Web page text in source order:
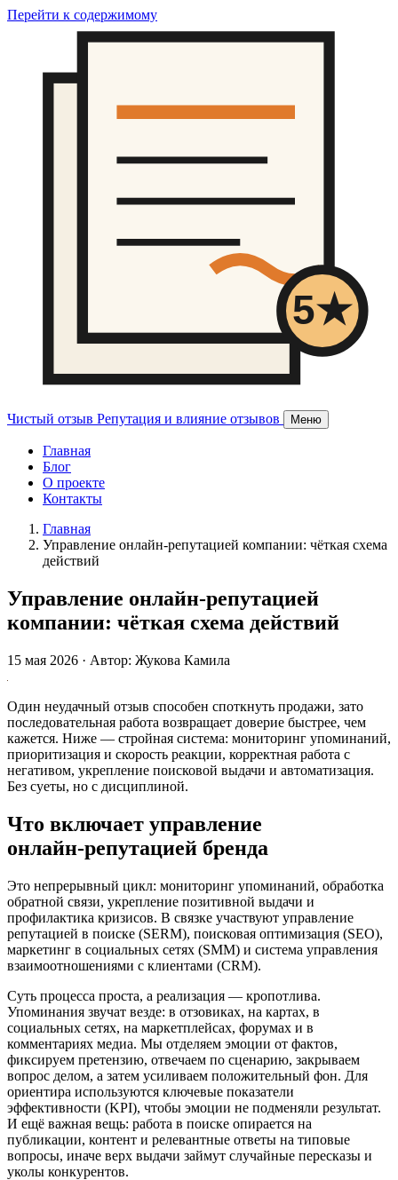
Перейти к содержимому
5★
Чистый отзыв Репутация и влияние отзывов Меню
Главная
Блог
О проекте
Контакты
Главная
Управление онлайн‑репутацией компании: чёткая схема
действий
Управление онлайн‑репутацией
компании: чёткая схема действий
15 мая 2026 · Автор: Жукова Камила
Один неудачный отзыв способен споткнуть продажи, зато
последовательная работа возвращает доверие быстрее, чем
кажется. Ниже — стройная система: мониторинг упоминаний,
приоритизация и скорость реакции, корректная работа с
негативом, укрепление поисковой выдачи и автоматизация.
Без суеты, но с дисциплиной.
Что включает управление
онлайн‑репутацией бренда
Это непрерывный цикл: мониторинг упоминаний, обработка
обратной связи, укрепление позитивной выдачи и
профилактика кризисов. В связке участвуют управление
репутацией в поиске (SERM), поисковая оптимизация (SEO),
маркетинг в социальных сетях (SMM) и система управления
взаимоотношениями с клиентами (CRM).
Суть процесса проста, а реализация — кропотлива.
Упоминания звучат везде: в отзовиках, на картах, в
социальных сетях, на маркетплейсах, форумах и в
комментариях медиа. Мы отделяем эмоции от фактов,
фиксируем претензию, отвечаем по сценарию, закрываем
вопрос делом, а затем усиливаем положительный фон. Для
ориентира используются ключевые показатели
эффективности (KPI), чтобы эмоции не подменяли результат.
И ещё важная вещь: работа в поиске опирается на
публикации, контент и релевантные ответы на типовые
вопросы, иначе верх выдачи займут случайные пересказы и
уколы конкурентов.